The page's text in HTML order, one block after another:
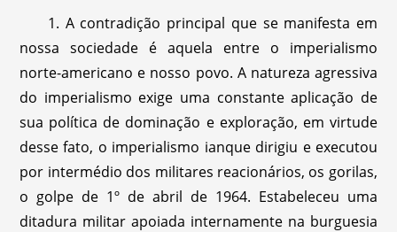
1. A contradição principal que se manifesta em
nossa sociedade é aquela entre o imperialismo
norte-americano e nosso povo. A natureza agressiva
do imperialismo exige uma constante aplicação de
sua política de dominação e exploração, em virtude
desse fato, o imperialismo ianque dirigiu e executou
por intermédio dos militares reacionários, os gorilas,
o golpe de 1º de abril de 1964. Estabeleceu uma
ditadura militar apoiada internamente na burguesia